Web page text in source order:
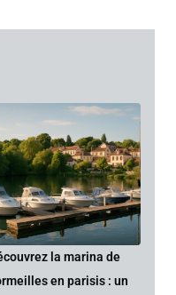
la marina de
en parisis : un